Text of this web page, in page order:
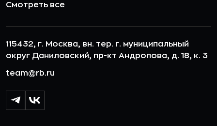
Смотреть все
115432, г. Москва, вн. тер. г. муниципальный
округ Даниловский, пр-кт Андропова, д. 18, к. 3
team@rb.ru